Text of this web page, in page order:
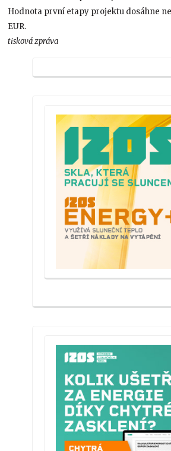
Hodnota první etapy projektu dosáhne
EUR.
tisková zpráva